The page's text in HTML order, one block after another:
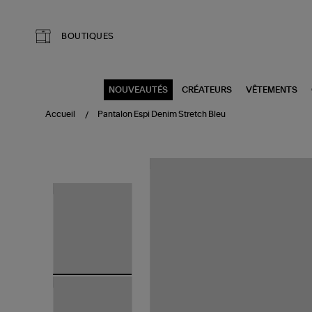
BOUTIQUES
NOUVEAUTÉS CRÉATEURS VÊTEMENTS
Accueil Pantalon Espi Denim Stretch Bleu